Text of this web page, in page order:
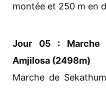
montée et 250 m en
Jour 05 : Marche
Amjilosa (2498m)
Marche de